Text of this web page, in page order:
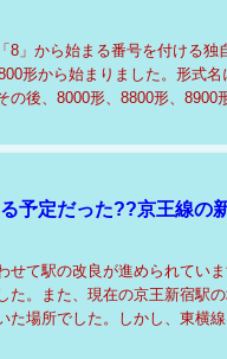
8」から始まる番号を付ける独
形から始まりました。形式
後、8000形、8800形、8900
予定だった??京王線の
せて駅の改良が進められてい
た。また、現在の京王新宿駅
場所でした。しかし、東横線
、駅予定地だけが残されまし...